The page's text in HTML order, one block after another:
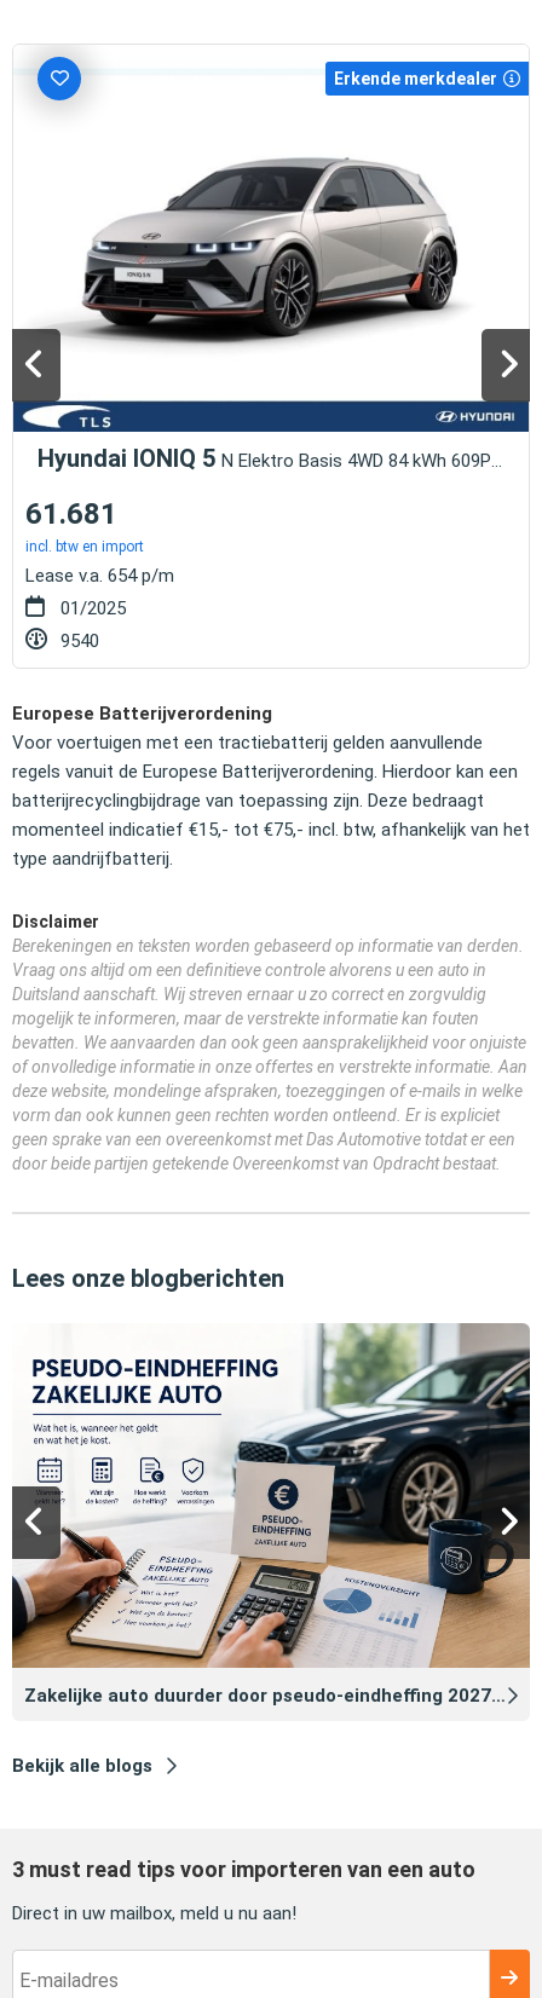
Erkende merkdealer
Hyundai IONIQ 5 N Elektro Basis 4WD 84 kWh 609Ps HUD Nav
61.681
incl. btw en import
Lease v.a. 654 p/m
01/2025
9540
Europese Batterijverordening
Voor voertuigen met een tractiebatterij gelden aanvullende
regels vanuit de Europese Batterijverordening. Hierdoor kan een
batterijrecyclingbijdrage van toepassing zijn. Deze bedraagt
momenteel indicatief €15,- tot €75,- incl. btw, afhankelijk van het
type aandrijfbatterij.
Disclaimer
Berekeningen en teksten worden gebaseerd op informatie van derden.
Vraag ons altijd om een definitieve controle alvorens u een auto in
Duitsland aanschaft. Wij streven ernaar u zo correct en zorgvuldig
mogelijk te informeren, maar de verstrekte informatie kan fouten
bevatten. We aanvaarden dan ook geen aansprakelijkheid voor onjuiste
of onvolledige informatie in onze offertes en verstrekte informatie. Aan
deze website, mondelinge afspraken, toezeggingen of e-mails in welke
vorm dan ook kunnen geen rechten worden ontleend. Er is expliciet
geen sprake van een overeenkomst met Das Automotive totdat er een
door beide partijen getekende Overeenkomst van Opdracht bestaat.
Lees onze blogberichten
Zakelijke auto duurder door pseudo‑eindheffing 2027: zo voorkomt u dat
Bekijk alle blogs
3 must read tips voor importeren van een auto
Direct in uw mailbox, meld u nu aan!